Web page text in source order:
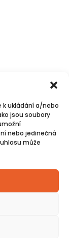
k ukládání a/nebo
jsou soubory
nebo jedinečná
může